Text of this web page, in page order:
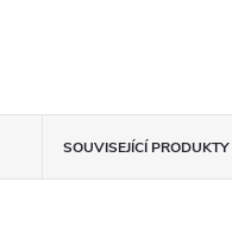
SOUVISEJÍCÍ PRODUKTY